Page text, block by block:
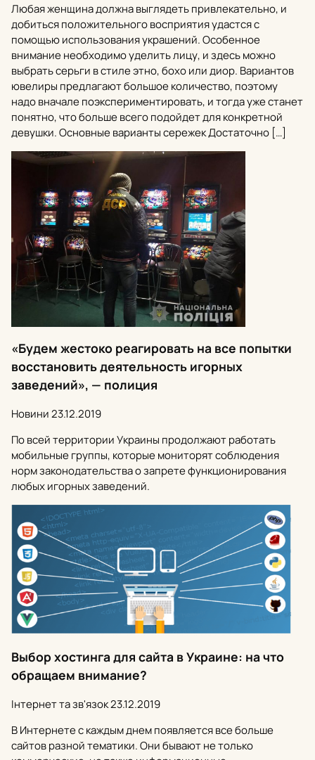
Любая женщина должна выглядеть привлекательно, и
добиться положительного восприятия удастся с
помощью использования украшений. Особенное
внимание необходимо уделить лицу, и здесь можно
выбрать серьги в стиле этно, бохо или диор. Вариантов
ювелиры предлагают большое количество, поэтому
надо вначале поэкспериментировать, и тогда уже станет
понятно, что больше всего подойдет для конкретной
девушки. Основные варианты сережек Достаточно […]
«Будем жестоко реагировать на все попытки
восстановить деятельность игорных
заведений», — полиция
Новини23.12.2019
По всей территории Украины продолжают работать
мобильные группы, которые мониторят соблюдения
норм законодательства о запрете функционирования
любых игорных заведений.
Выбор хостинга для сайта в Украине: на что
обращаем внимание?
Інтернет та зв'язок23.12.2019
В Интернете с каждым днем появляется все больше
сайтов разной тематики. Они бывают не только